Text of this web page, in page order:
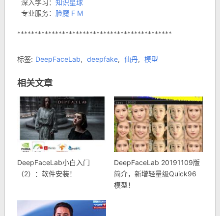
深入学习： 知识星球
专业服务： 脸魔 F M
*********************************************
标签: DeepFaceLab, deepfake, 仙丹, 模型
相关文章
DeepFaceLab小白入门
（2）：软件安装！
DeepFaceLab 20191109版
简介，新增轻量级Quick96
模型！